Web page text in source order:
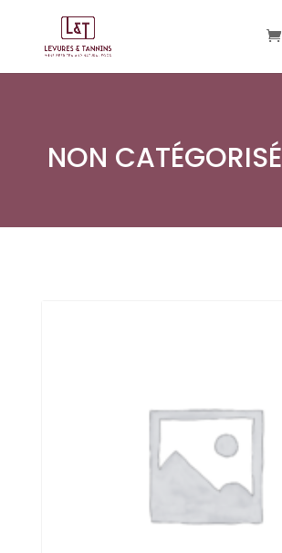
NON CATÉGORISÉ